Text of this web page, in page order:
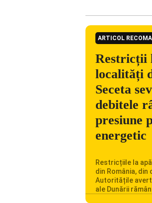
ARTICOL
Restricții
localități
Seceta
debitele
presiune
energetic
Restricțiile la
din România, din
Autoritățile
ale Dunării